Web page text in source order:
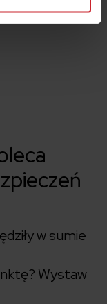
w sumie
Wystaw